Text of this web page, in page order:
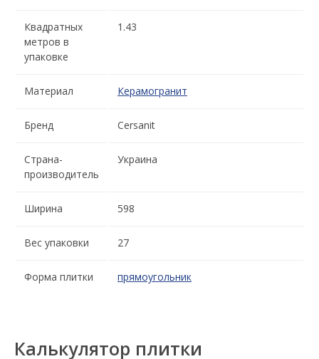
Квадратных
метров в
упаковке
1.43
Материал Керамогранит
Бренд Cersanit
Страна-
производитель
Украина
Ширина 598
Вес упаковки 27
Форма плитки прямоугольник
Калькулятор плитки